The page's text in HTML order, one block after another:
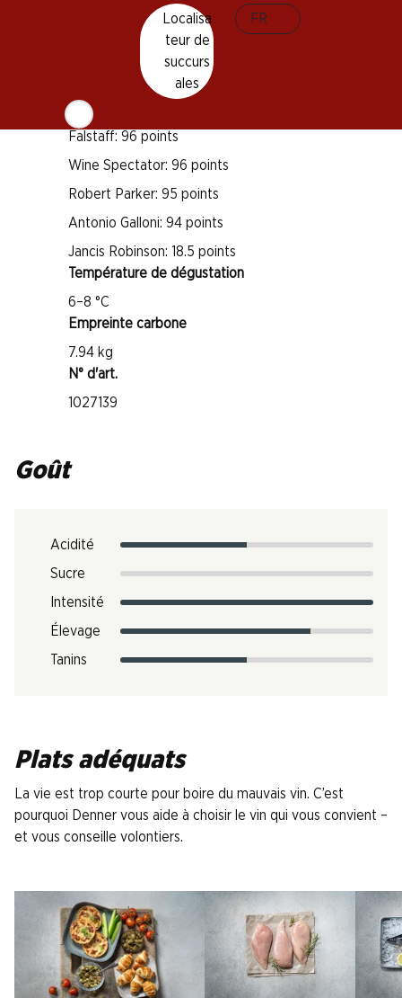
Localisa
teur de
succurs
ales
FR
James Suckling: 97 points
Falstaff: 96 points
Wine Spectator: 96 points
Robert Parker: 95 points
Antonio Galloni: 94 points
Jancis Robinson: 18.5 points
Température de dégustation
6–8 °C
Empreinte carbone
7.94 kg
N° d'art.
1027139
Goût
Acidité
Sucre
Intensité
Élevage
Tanins
Plats adéquats
La vie est trop courte pour boire du mauvais vin. C’est
pourquoi Denner vous aide à choisir le vin qui vous convient –
et vous conseille volontiers.